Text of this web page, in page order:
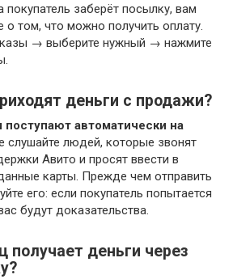
покупатель заберёт посылку, вам
о том, что можно получить оплату.
→ выберите нужный → нажмите
деньги с продажи?
автоматически на
слушайте людей, которые звонят
Авито и просят ввести в
карты. Прежде чем отправить
его: если покупатель попытается
будут доказательства.
получает деньги через